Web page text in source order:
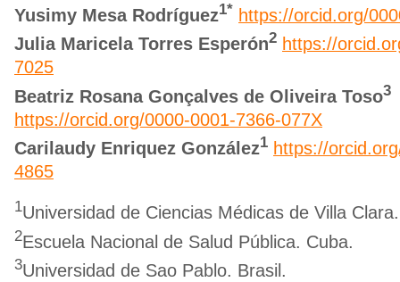
Yusimy Mesa Rodríguez1* https://orcid.org/
Julia Maricela Torres Esperón2 https://
7025
Beatriz Rosana Gonçalves de Oliveira Toso3
https://orcid.org/0000-0001-7366-077X
Carilaudy Enriquez González1 https://
4865
1Universidad de Ciencias Médicas de Villa
2Escuela Nacional de Salud Pública. Cuba.
3Universidad de Sao Pablo. Brasil.